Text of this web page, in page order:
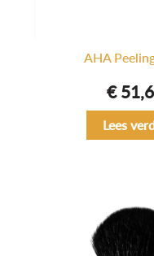
AHA
€
Lees